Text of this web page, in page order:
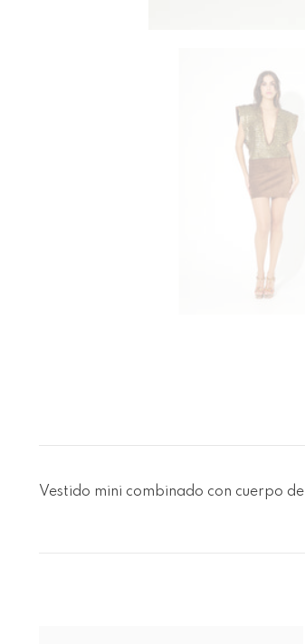
Vestido mini combinado con cuerpo